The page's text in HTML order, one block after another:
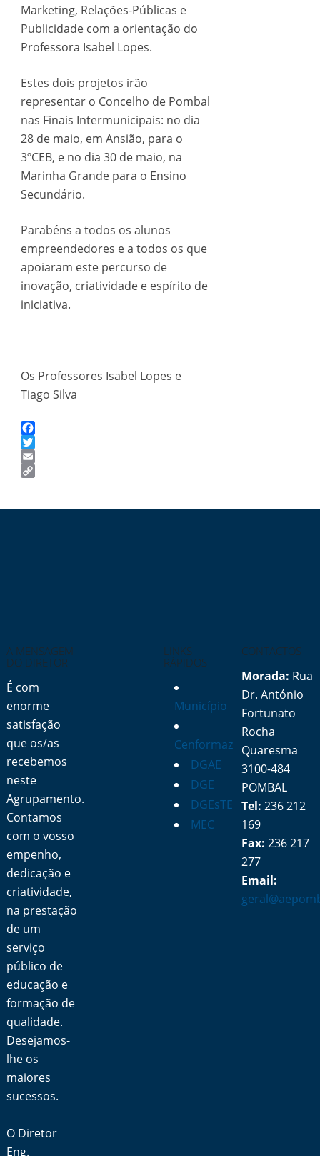
Marketing, Relações-Públicas e
Publicidade com a orientação do
Professora Isabel Lopes.
Estes dois projetos irão
representar o Concelho de Pombal
nas Finais Intermunicipais: no dia
28 de maio, em Ansião, para o
3ºCEB, e no dia 30 de maio, na
Marinha Grande para o Ensino
Secundário.
Parabéns a todos os alunos
empreendedores e a todos os que
apoiaram este percurso de
inovação, criatividade e espírito de
iniciativa.
Os Professores Isabel Lopes e
Tiago Silva
Facebook
Twitter
Email
A MENSAGEM
DO DIRETOR
É com
enorme
satisfação
que os/as
recebemos
neste
Agrupamento.
Contamos
com o vosso
empenho,
dedicação e
criatividade,
na prestação
de um
serviço
público de
educação e
formação de
qualidade.
Desejamos-
lhe os
maiores
sucessos.
O Diretor
Eng.
LINKS
RÁPIDOS
Município
Cenformaz
DGAE
DGE
DGEsTE
MEC
CONTACTOS
Morada: Rua
Dr. António
Fortunato
Rocha
Quaresma
3100-484
POMBAL
Tel: 236 212
169
Fax: 236 217
277
Email: